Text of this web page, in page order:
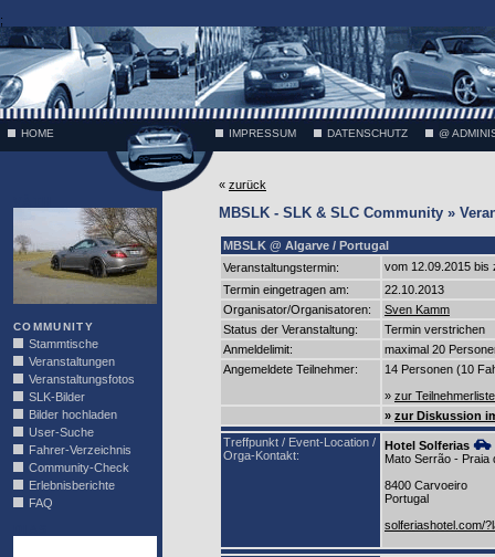
;
HOME IMPRESSUM DATENSCHUTZ @
COMMUNITY
Stammtische
Veranstaltungen
Veranstaltungsfotos
SLK-Bilder
Bilder hochladen
User-Suche
Fahrer-Verzeichnis
Community-Check
Erlebnisberichte
FAQ
« zurück
MBSLK - SLK & SLC Community »
MBSLK @ Algarve / Portugal
Veranstaltungstermin:
vom 12.09.2015
Termin eingetragen am:
22.10.2013
Organisator/Organisatoren:
Sven Kamm
Status der Veranstaltung:
Termin verstrichen
Anmeldelimit:
maximal 20
Angemeldete Teilnehmer:
14 Personen (10
» zur
» zur Diskussion
Treffpunkt / Event-Location /
Orga-Kontakt:
Hotel Solferias
Mato Serrão - Praia
8400 Carvoeiro
Portugal
solferiashotel.com/